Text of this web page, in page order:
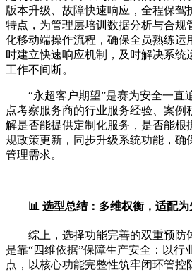
版本升级、故障快速响应，全程保驾
特点，为管理层培训数据分析与合规
化移动端操作流程，确保全员熟练运
时建立快速响应机制，及时解决系统
工作不间断。
“永超客户期望”是赛为安全一直
点考察服务商的行业服务经验、案例
解是否能提供定制化服务，是否能根
规政策更新，同步升级系统功能，确
管理需求。
📊 选型总结：多维权衡，适配为
综上，选择功能完善的双重预防
是靠“四维依据”保障生产安全：以行
点，以核心功能完整性筑牢闭环管控